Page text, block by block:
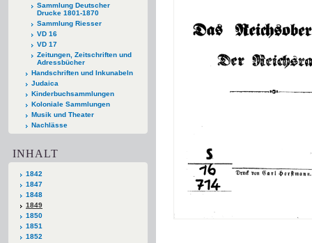
Sammlung Deutscher
Drucke 1801-1870
Sammlung Riesser
VD 16
VD 17
Zeitungen, Zeitschriften und
Adressbücher
Handschriften und Inkunabeln
Judaica
Kinderbuchsammlungen
Koloniale Sammlungen
Musik und Theater
Nachlässe
INHALT
1842
1847
1848
1849
1850
1851
1852